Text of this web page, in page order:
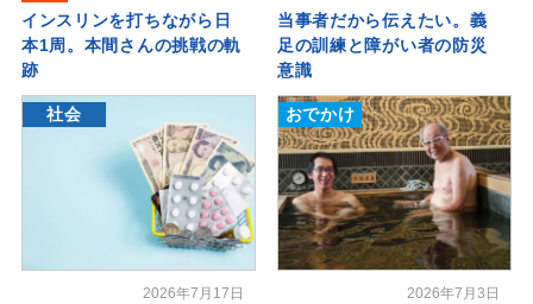
インスリンを打ちながら日
本1周。本間さんの挑戦の軌
跡
当事者だから伝えたい。義
足の訓練と障がい者の防災
意識
社会
2026年7月17日
おでかけ
2026年7月3日